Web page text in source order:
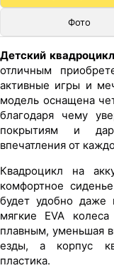
Фото
Детский
отличным
активные игры и
модель оснащена
благодаря чему
покрытиям и
впечатления от
Квадроцикл на
комфортное
будет удобно даже
мягкие EVA
плавным, уменьшая
езды, а корпус
пластика.